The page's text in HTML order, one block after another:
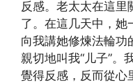
反感。老太太在這里
了。在這几天中，她
向我講她修煉法輪功
親切地叫我“儿子”。
覺得反感，反而從心